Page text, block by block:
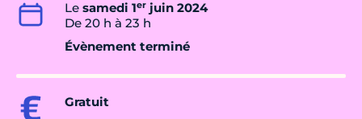
Le samedi 1er juin 2024
De 20 h à 23 h
Évènement terminé
Gratuit